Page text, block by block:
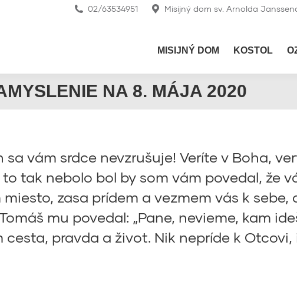
02/63534951 Misijný dom sv. Arnolda
MISIJNÝ DOM KOSTOL
NA 8. MÁJA 2020
vám srdce nevzrušuje! Veríte v Boha,
tak nebolo bol by som vám povedal, že
zasa prídem a vezmem vás k sebe,
mu povedal: „Pane, nevieme, kam
pravda a život. Nik nepríde k Otcovi,